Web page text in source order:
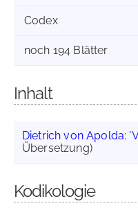
Codex
noch 194 Blätter
Inhalt
Dietrich von Apolda:
Übersetzung)
Kodikologie